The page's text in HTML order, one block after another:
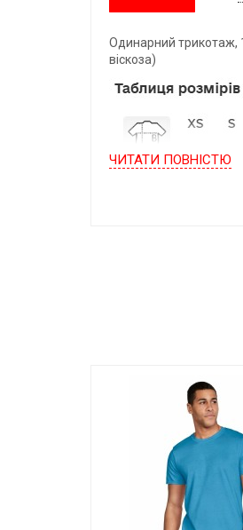
Одинарний трикотаж,
віскоза)
ЧИТАТИ ПОВНIСТЮ